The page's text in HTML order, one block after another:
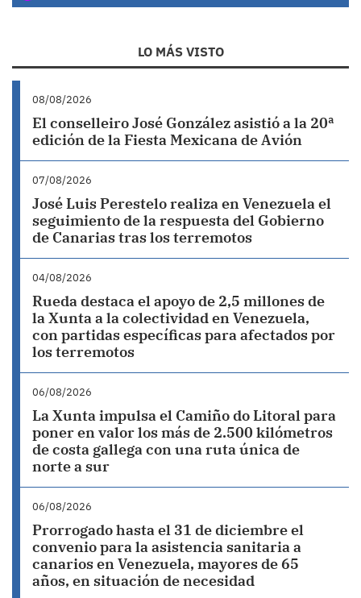
LO MÁS VISTO
08/08/2026
El conselleiro José González asistió a la 20ª
edición de la Fiesta Mexicana de Avión
07/08/2026
José Luis Perestelo realiza en Venezuela el
seguimiento de la respuesta del Gobierno
de Canarias tras los terremotos
04/08/2026
Rueda destaca el apoyo de 2,5 millones de
la Xunta a la colectividad en Venezuela,
con partidas específicas para afectados por
los terremotos
06/08/2026
La Xunta impulsa el Camiño do Litoral para
poner en valor los más de 2.500 kilómetros
de costa gallega con una ruta única de
norte a sur
06/08/2026
Prorrogado hasta el 31 de diciembre el
convenio para la asistencia sanitaria a
canarios en Venezuela, mayores de 65
años, en situación de necesidad